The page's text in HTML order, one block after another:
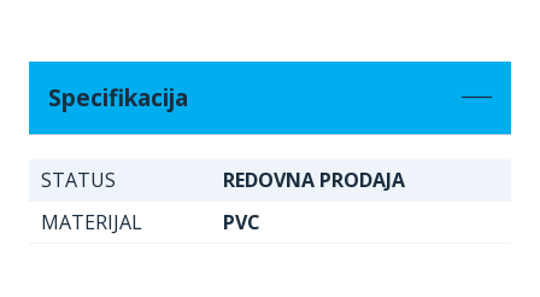
Specifikacija
STATUS
REDOVNA PRODAJA
MATERIJAL
PVC